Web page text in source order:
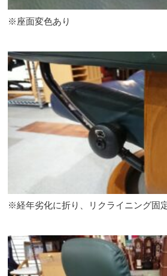
※座面変色あり
※経年劣化に折り、リクライニング固